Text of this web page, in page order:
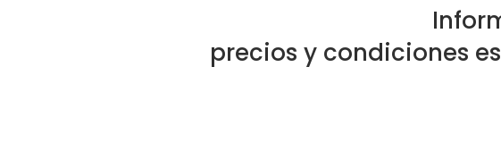
precios y condiciones